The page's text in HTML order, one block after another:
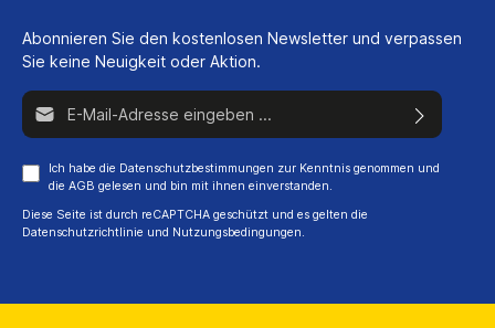
Abonnieren Sie den kostenlosen Newsletter und verpassen
Sie keine Neuigkeit oder Aktion.
E-Mail-Adresse*
Ich habe die Datenschutzbestimmungen zur Kenntnis genommen und
die AGB gelesen und bin mit ihnen einverstanden.
Diese Seite ist durch reCAPTCHA geschützt und es gelten die
Datenschutzrichtlinie und Nutzungsbedingungen.